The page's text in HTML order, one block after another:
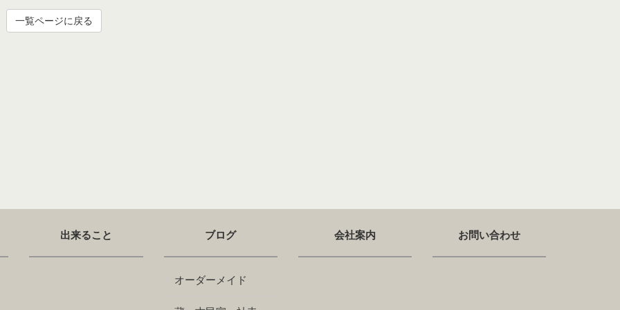
一覧ページに戻る
出来ること ブログ
オーダーメイド
会社案内 お問い合わせ